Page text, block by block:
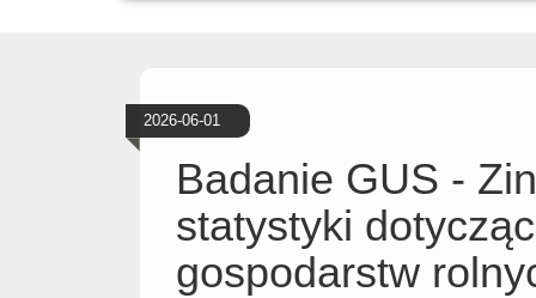
2026-06-01
Badanie GUS -
statystyki
gospodarstw